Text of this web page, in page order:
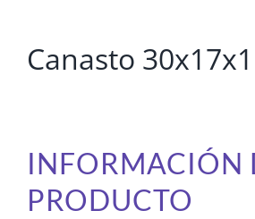
Canasto
INFORMACIÓN
PRODUCTO